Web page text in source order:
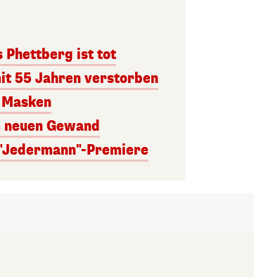
Phettberg ist tot
55 Jahren verstorben
Gewand
Premiere